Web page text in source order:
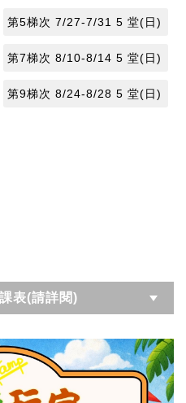
第5梯次 7/27-7/31 5 堂(日)
第7梯次 8/10-8/14 5 堂(日)
第9梯次 8/24-8/28 5 堂(日)
表(請詳閱)